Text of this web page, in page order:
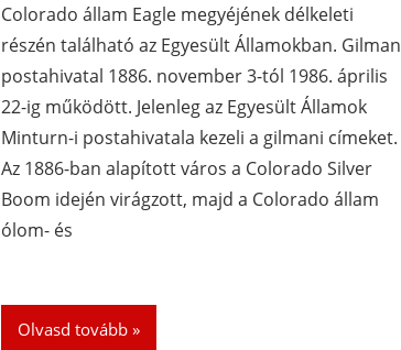
Colorado állam Eagle megyéjének délkeleti
részén található az Egyesült Államokban. Gilman
postahivatal 1886. november 3-tól 1986. április
22-ig működött. Jelenleg az Egyesült Államok
Minturn-i postahivatala kezeli a gilmani címeket.
Az 1886-ban alapított város a Colorado Silver
Boom idején virágzott, majd a Colorado állam
ólom- és
Olvasd tovább